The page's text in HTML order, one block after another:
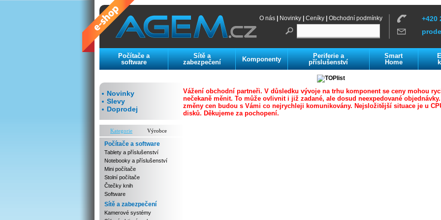
O nás Novinky Ceníky Obchodní podmínky
+420
Počítače a
software
Sítě a
zabezpečení
Komponenty
Periferie a
příslušenství
Smart
Home
Novinky
Slevy
Doprodej
Kategorie Výrobce
Počítače a software
Tablety a příslušenství
Notebooky a příslušenství
Mini počítače
Stolní počítače
Čtečky knih
Software
Sítě a zabezpečení
Kamerové systémy
Vážení obchodní partneři. V důsledku vývoje na trhu komponent se ceny mohou
nečekaně měnit. To může ovlivnit i již zadané, ale dosud neexpedované
změny cen budou s Vámi co nejrychleji komunikovány. Nejsložitější situace je u
disků. Děkujeme za pochopení.